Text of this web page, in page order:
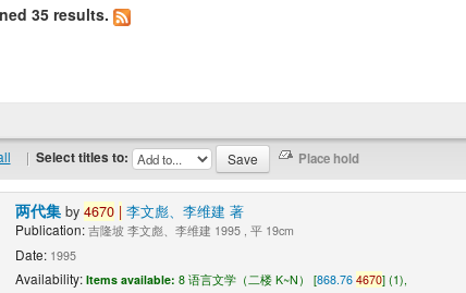
35 results.
| Select titles to:
两代集 by 4670 | 李文彪、李维建 著
Publication:吉隆坡 李文彪、李维建 1995 , 平 19cm
Date:1995
Availability: Items available: 8 语言文学（二楼 K~N） [868.76 4670] (1),